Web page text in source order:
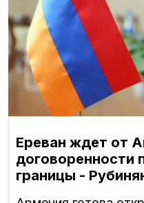
Ереван ждет от
договоренности
границы -